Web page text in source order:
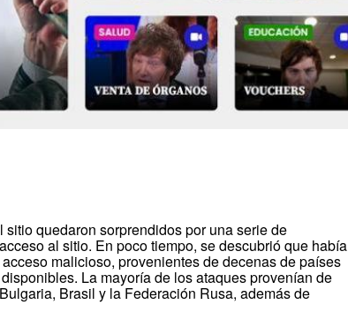
quedaron sorprendidos por una serie de
al sitio. En poco tiempo, se descubrió que había
malicioso, provenientes de decenas de países
La mayoría de los ataques provenían de
Brasil y la Federación Rusa, además de